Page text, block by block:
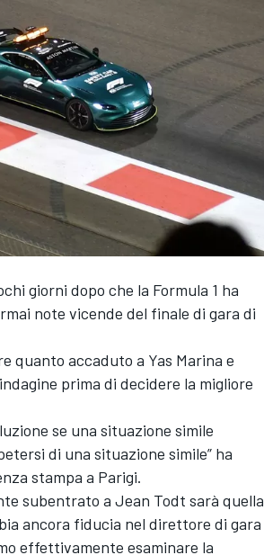
giorni dopo che la Formula 1 ha
note vicende del finale di gara di
quanto accaduto a Yas Marina e
prima di decidere la migliore
se una situazione simile
di una situazione simile” ha
stampa a Parigi.
subentrato a Jean Todt sarà quella
ancora fiducia nel direttore di gara
effettivamente esaminare la